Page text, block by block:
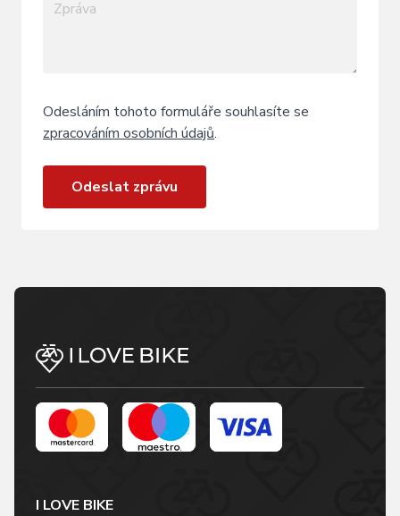
Odesláním tohoto formuláře souhlasíte se
zpracováním osobních údajů.
Odeslat zprávu
I LOVE BIKE